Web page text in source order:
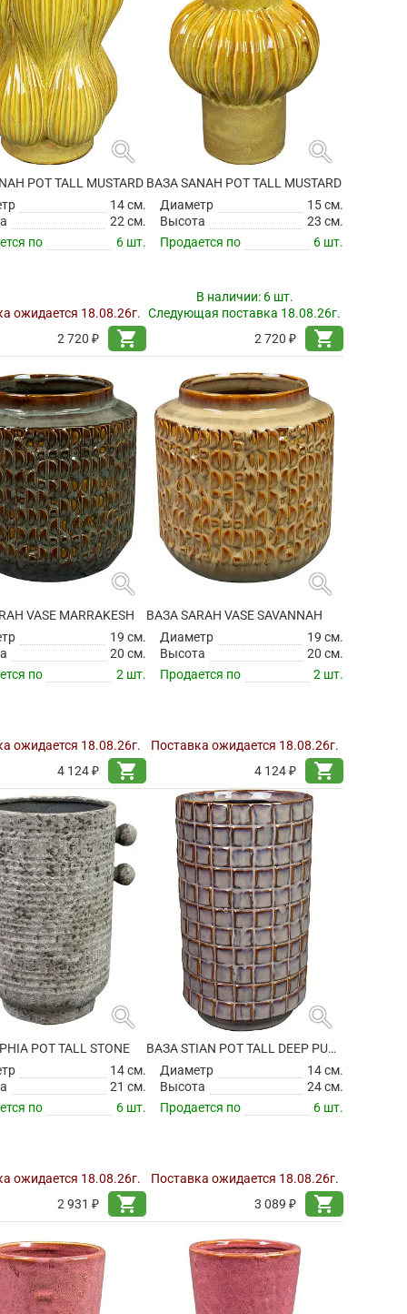
search
POT TALL MUSTARD
14 см.
22 см.
по
6 шт.
ожидается 18.08.26г.
2 720 ₽
shopping_cart
search
ВАЗА SANAH POT TALL MUSTARD
Диаметр
15 см.
Высота
23 см.
Продается по
6 шт.
В наличии: 6 шт.
Следующая поставка 18.08.26г.
2 720 ₽
shopping_cart
search
VASE MARRAKESH
19 см.
20 см.
по
2 шт.
ожидается 18.08.26г.
4 124 ₽
shopping_cart
search
ВАЗА SARAH VASE SAVANNAH
Диаметр
19 см.
Высота
20 см.
Продается по
2 шт.
Поставка ожидается 18.08.26г.
4 124 ₽
shopping_cart
search
POT TALL STONE
14 см.
21 см.
по
6 шт.
ожидается 18.08.26г.
2 931 ₽
shopping_cart
search
ВАЗА STIAN POT TALL DEEP PURPLE
Диаметр
14 см.
Высота
24 см.
Продается по
6 шт.
Поставка ожидается 18.08.26г.
3 089 ₽
shopping_cart